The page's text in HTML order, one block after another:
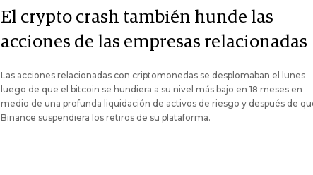
El crypto crash también hunde las
acciones de las empresas relacionadas
Las acciones relacionadas con criptomonedas se desplomaban el lunes
luego de que el bitcoin se hundiera a su nivel más bajo en 18 meses en
medio de una profunda liquidación de activos de riesgo y después de
Binance suspendiera los retiros de su plataforma.